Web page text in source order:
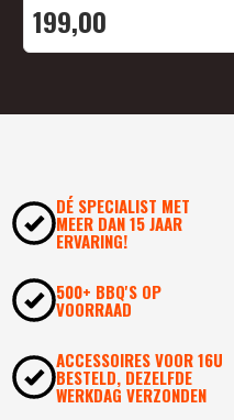
199,00
DÉ SPECIALIST MET
MEER DAN 15 JAAR
ERVARING!
500+ BBQ'S OP
VOORRAAD
ACCESSOIRES VOOR 16U
BESTELD, DEZELFDE
WERKDAG VERZONDEN